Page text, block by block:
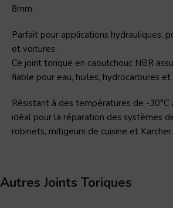
8mm.
Parfait pour applications hydrauliques,
et voitures.
Ce joint torique en caoutchouc NBR
fiable pour eau, huiles, hydrocarbures et
Résistant à des températures de -30°C
idéal pour la réparation des systèmes
robinets, mitigeurs de cuisine et Karcher.
Autres Joints Toriques